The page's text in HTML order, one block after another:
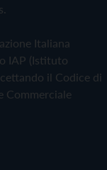
Italiana
IAP (Istituto
il Codice di
Commerciale